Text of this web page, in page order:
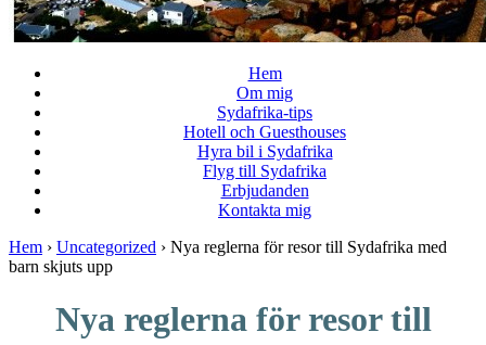
Hem
Om mig
Sydafrika-tips
Hotell och Guesthouses
Hyra bil i Sydafrika
Flyg till Sydafrika
Erbjudanden
Kontakta mig
Hem › Uncategorized › Nya reglerna för resor till Sydafrika med
barn skjuts upp
Nya reglerna för resor till